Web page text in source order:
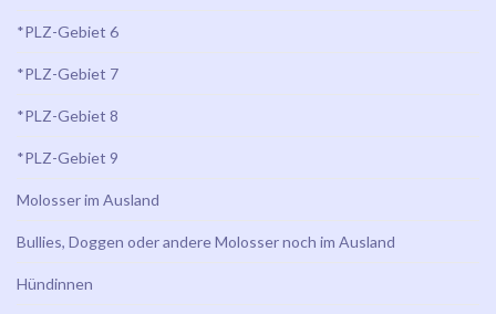
*PLZ-Gebiet 6
*PLZ-Gebiet 7
*PLZ-Gebiet 8
*PLZ-Gebiet 9
Molosser im Ausland
Bullies, Doggen oder andere Molosser noch im Ausland
Hündinnen